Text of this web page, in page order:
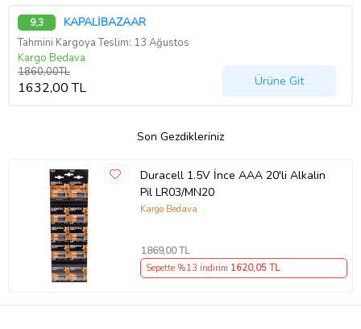
9,3 KAPALİBAZAAR
Tahmini Kargoya Teslim: 13 Ağustos
Kargo Bedava
1860,00TL
1632,00 TL Ürüne Git
Son Gezdikleriniz
Duracell 1.5V İnce AAA 20'li Alkalin
Pil LR03/MN20
Kargo Bedava
1869,00 TL
Sepette %13 İndirim 1620,05 TL